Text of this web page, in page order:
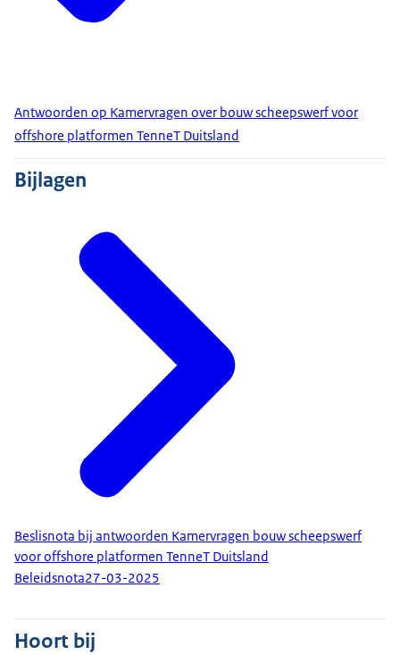
Antwoorden op Kamervragen over bouw scheepswerf voor
offshore platformen TenneT Duitsland
Bijlagen
Beslisnota bij antwoorden Kamervragen bouw scheepswerf
voor offshore platformen TenneT Duitsland
Beleidsnota27-03-2025
Hoort bij